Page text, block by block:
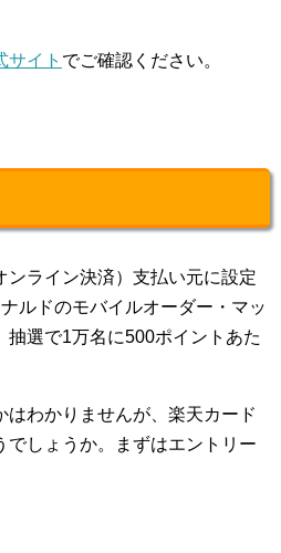
サイト でご確認ください。
ンライン決済）支払い元に設定
ルドのモバイルオーダー・マッ
抽選で1万名に500ポイントあた
わかりませんが、楽天カード
でしょうか。まずはエントリー